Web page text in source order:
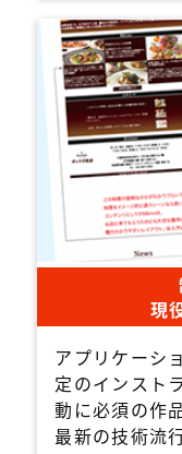
現
アプリケーシ
定のインスト
動に必須の作
最新の技術流